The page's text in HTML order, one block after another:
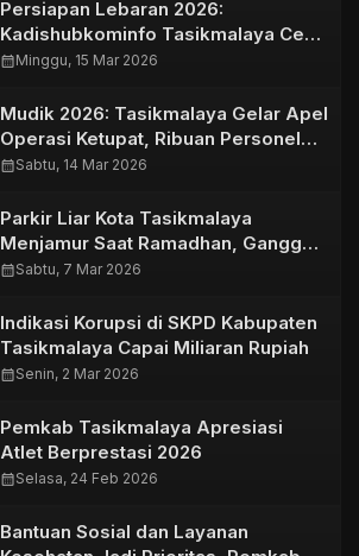
Persiapan Lebaran 2026:
Kadishubkominfo Tasikmalaya Cek
Stasiun Rajapolah
calendar_monthMinggu, 15 Mar 2026
Mudik 2026: Tasikmalaya Gelar Apel
Operasi Ketupat, Ribuan Personel
Disiagakan
calendar_monthSabtu, 14 Mar 2026
Parkir Liar Kota Tasikmalaya
Menjamur Saat Ramadhan, Ganggu
Aktivitas Ngabuburit
calendar_monthSabtu, 7 Mar 2026
Indikasi Korupsi di SKPD Kabupaten
Tasikmalaya Capai Miliaran Rupiah
calendar_monthSenin, 2 Mar 2026
Pemkab Tasikmalaya Apresiasi
Atlet Berprestasi 2026
calendar_monthSelasa, 24 Feb 2026
Bantuan Sosial dan Layanan